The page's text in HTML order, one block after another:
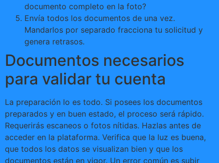
documento completo en la foto?
Envía todos los documentos de una vez.
Mandarlos por separado fracciona tu solicitud y
genera retrasos.
Documentos necesarios
para validar tu cuenta
La preparación lo es todo. Si posees los documentos
preparados y en buen estado, el proceso será rápido.
Requerirás escaneos o fotos nítidas. Hazlas antes de
acceder en la plataforma. Verifica que la luz es buena,
que todos los datos se visualizan bien y que los
documentos están en vigor. Un error común es subir